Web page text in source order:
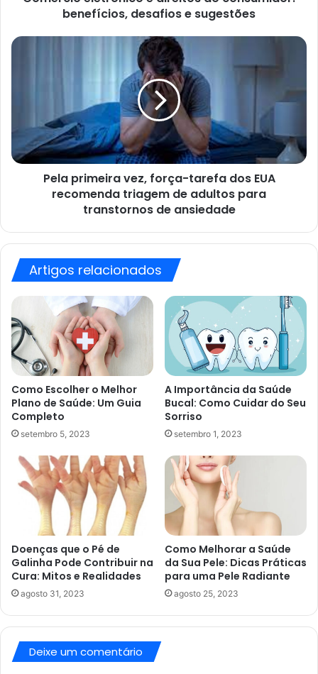
benefícios, desafios e sugestões
Pela
EUA
recomenda
triagem
de
Pela primeira vez, força-tarefa dos EUA
recomenda triagem de adultos para
transtornos de ansiedade
Artigos relacionados
Como Escolher o Melhor
Plano de Saúde: Um Guia
Completo
setembro 5, 2023
A Importância da Saúde
Bucal: Como Cuidar do Seu
Sorriso
setembro 1, 2023
Doenças que o Pé de
Galinha Pode Contribuir na
Cura: Mitos e Realidades
agosto 31, 2023
Como Melhorar a Saúde
da Sua Pele: Dicas Práticas
para uma Pele Radiante
agosto 25, 2023
Deixe um comentário